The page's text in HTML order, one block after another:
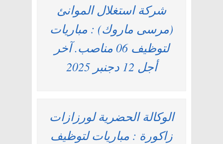
شركة استغلال الموانئ
(مرسى ماروك) : مباريات
لتوظيف 06 مناصب. آخر
أجل 12 دجنبر 2025
الوكالة الحضرية لورزازات
زاكورة : مباريات لتوظيف